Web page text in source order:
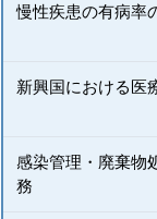
慢性疾患の有病率
新興国における医
感染管理・廃棄物
務